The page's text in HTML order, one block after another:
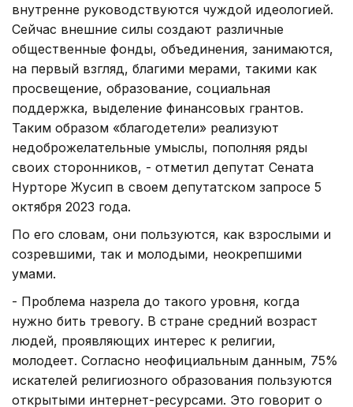
внутренне руководствуются чуждой идеологией.
Сейчас внешние силы создают различные
общественные фонды, объединения, занимаются,
на первый взгляд, благими мерами, такими как
просвещение, образование, социальная
поддержка, выделение финансовых грантов.
Таким образом «благодетели» реализуют
недоброжелательные умыслы, пополняя ряды
своих сторонников, - отметил депутат Сената
Нурторе Жусип в своем депутатском запросе 5
октября 2023 года.
По его словам, они пользуются, как взрослыми и
созревшими, так и молодыми, неокрепшими
умами.
- Проблема назрела до такого уровня, когда
нужно бить тревогу. В стране средний возраст
людей, проявляющих интерес к религии,
молодеет. Согласно неофициальным данным, 75%
искателей религиозного образования пользуются
открытыми интернет-ресурсами. Это говорит о